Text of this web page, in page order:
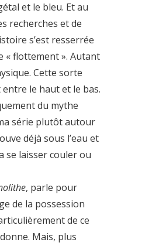
et le bleu. Et au
recherches et de
s’est resserrée
« flottement ». Autant
Cette sorte
le haut et le bas.
du mythe
série plutôt autour
déjà sous l’eau et
se laisser couler ou
, parle pour
de la possession
de ce
Mais, plus